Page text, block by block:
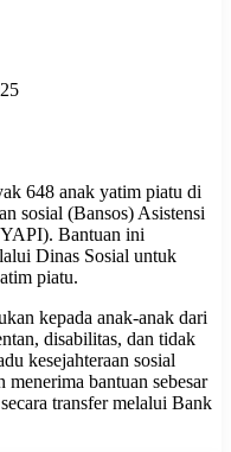
648 anak yatim piatu di
sosial (Bansos) Asistensi
Bantuan ini
Dinas Sosial untuk
piatu.
kepada anak-anak dari
disabilitas, dan tidak
kesejahteraan sosial
bantuan sebesar
transfer melalui Bank